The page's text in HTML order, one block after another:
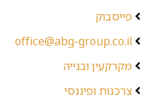
פייסבוק
office@abg-group.co.il
מקרקעין ובנייה
צרכנות ופיננסי